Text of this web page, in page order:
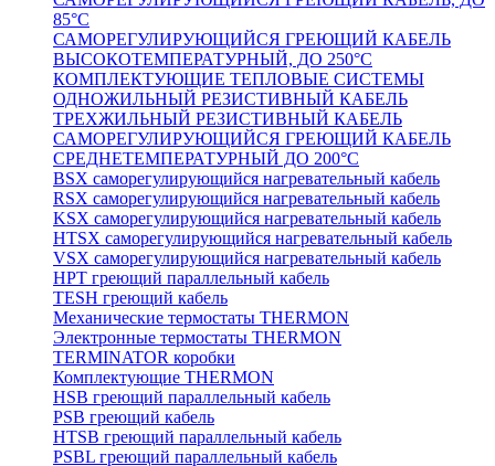
85°С
САМОРЕГУЛИРУЮЩИЙСЯ ГРЕЮЩИЙ КАБЕЛЬ
ВЫСОКОТЕМПЕРАТУРНЫЙ, ДО 250°С
КОМПЛЕКТУЮЩИЕ ТЕПЛОВЫЕ СИСТЕМЫ
ОДНОЖИЛЬНЫЙ РЕЗИСТИВНЫЙ КАБЕЛЬ
ТРЕХЖИЛЬНЫЙ РЕЗИСТИВНЫЙ КАБЕЛЬ
САМОРЕГУЛИРУЮЩИЙСЯ ГРЕЮЩИЙ КАБЕЛЬ
СРЕДНЕТЕМПЕРАТУРНЫЙ ДО 200°С
BSX саморегулирующийся нагревательный кабель
RSX саморегулирующийся нагревательный кабель
KSX саморегулирующийся нагревательный кабель
HTSX саморегулирующийся нагревательный кабель
VSX саморегулирующийся нагревательный кабель
НРТ греющий параллельный кабель
TESH греющий кабель
Механические термостаты THERMON
Электронные термостаты THERMON
TERMINATOR коробки
Комплектующие THERMON
HSB греющий параллельный кабель
PSB греющий кабель
HTSB греющий параллельный кабель
PSBL греющий параллельный кабель